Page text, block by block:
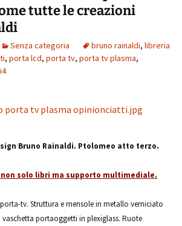
tutte le creazioni
Senza categoria bruno rainaldi, libreria
, porta lcd, porta tv, porta tv plasma,
Bruno Rainaldi. Ptolomeo atto terzo.
solo libri ma supporto multimediale.
tv. Struttura e mensole in metallo verniciato
portaoggetti in plexiglass. Ruote